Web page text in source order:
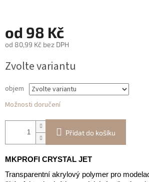
od 98 Kč
od 80,99 Kč bez DPH
cena:
Zvolte variantu
objem
Možnosti doručení
Přidat do košíku
MKPROFI CRYSTAL JET
Transparentní akrylový polymer pro